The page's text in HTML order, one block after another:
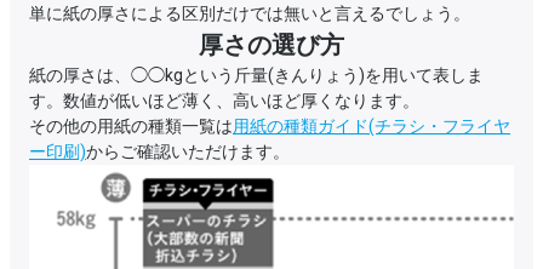
単に紙の厚さによる区別だけでは無いと言えるでしょう。
厚さの選び方
紙の厚さは、◯◯kgという斤量(きんりょう)を用いて表しま
す。数値が低いほど薄く、高いほど厚くなります。
その他の用紙の種類一覧は用紙の種類ガイド(チラシ・フライヤ
ー印刷)からご確認いただけます。